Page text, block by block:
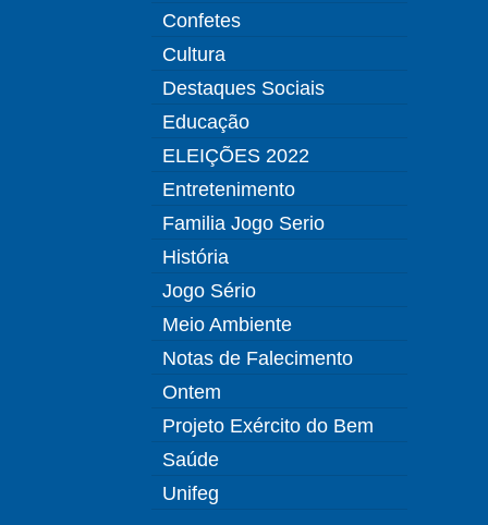
Confetes
Cultura
Destaques Sociais
Educação
ELEIÇÕES 2022
Entretenimento
Familia Jogo Serio
História
Jogo Sério
Meio Ambiente
Notas de Falecimento
Ontem
Projeto Exército do Bem
Saúde
Unifeg